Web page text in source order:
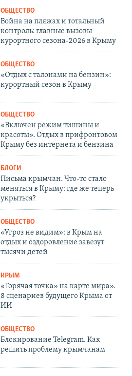
ОБЩЕСТВО
Война на пляжах и тотальный
контроль: главные вызовы
курортного сезона-2026 в Крыму
ОБЩЕСТВО
«Отдых с талонами на бензин»:
курортный сезон в Крыму
ОБЩЕСТВО
«Включен режим тишины и
красоты». Отдых в прифронтовом
Крыму без интернета и бензина
БЛОГИ
Письма крымчан. Что-то стало
меняться в Крыму: где же теперь
укрыться?
ОБЩЕСТВО
«Угроз не видим»: в Крым на
отдых и оздоровление завезут
тысячи детей
КРЫМ
«Горячая точка» на карте мира».
8 сценариев будущего Крыма от
ИИ
ОБЩЕСТВО
Блокирование Telegram. Как
решить проблему крымчанам